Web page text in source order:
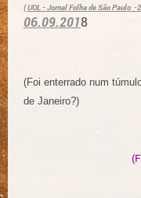
( UOL - Jornal Folha de São Paulo -
06.09.2018
(Foi enterrado num
de Janeiro?)